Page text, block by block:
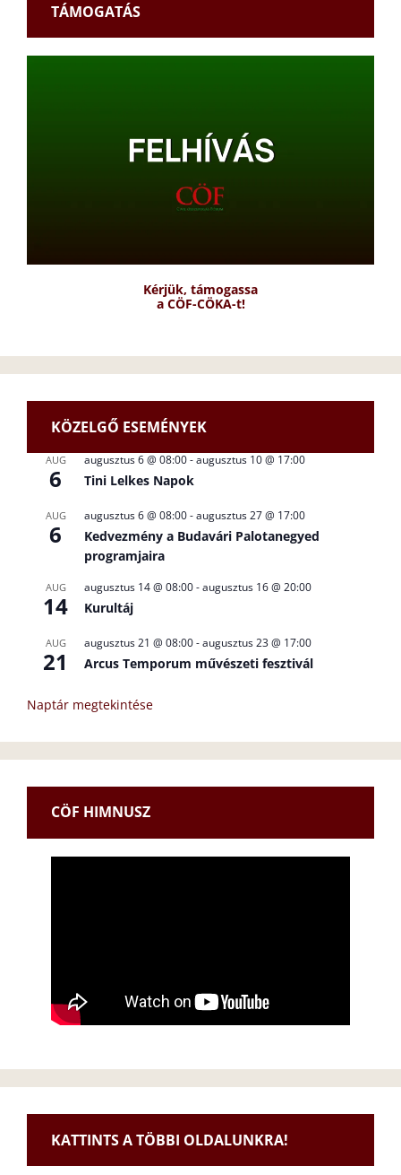
TÁMOGATÁS
Kérjük, támogassa
a CÖF-CÖKA-t!
KÖZELGŐ ESEMÉNYEK
AUG
6
augusztus 6 @ 08:00-augusztus 10 @ 17:00
Tini Lelkes Napok
AUG
6
augusztus 6 @ 08:00-augusztus 27 @ 17:00
Kedvezmény a Budavári Palotanegyed
programjaira
AUG
14
augusztus 14 @ 08:00-augusztus 16 @ 20:00
Kurultáj
AUG
21
augusztus 21 @ 08:00-augusztus 23 @ 17:00
Arcus Temporum művészeti fesztivál
Naptár megtekintése
CÖF HIMNUSZ
KATTINTS A TÖBBI OLDALUNKRA!